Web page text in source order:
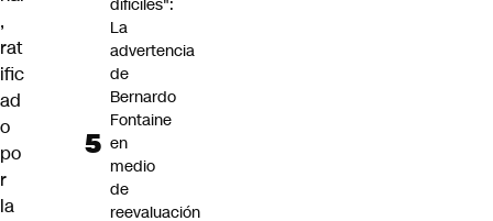
,
rat
ific
ad
o
po
r
la
difíciles":
La
advertencia
de
Bernardo
Fontaine
en
medio
de
reevaluación